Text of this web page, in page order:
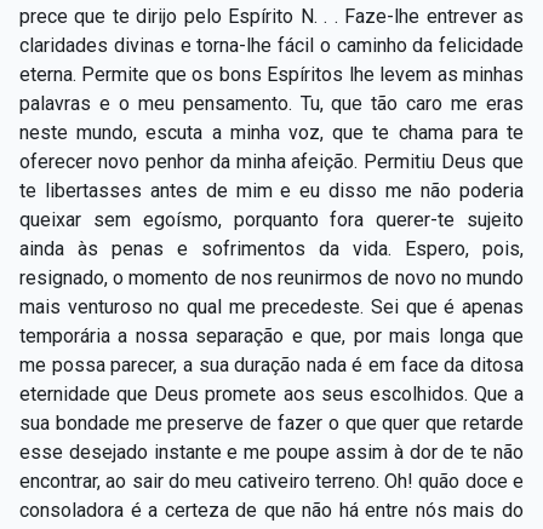
prece que te dirijo pelo Espírito N. . . Faze-lhe entrever as
claridades divinas e torna-lhe fácil o caminho da felicidade
eterna. Permite que os bons Espíritos lhe levem as minhas
palavras e o meu pensamento. Tu, que tão caro me eras
neste mundo, escuta a minha voz, que te chama para te
oferecer novo penhor da minha afeição. Permitiu Deus que
te libertasses antes de mim e eu disso me não poderia
queixar sem egoísmo, porquanto fora querer-te sujeito
ainda às penas e sofrimentos da vida. Espero, pois,
resignado, o momento de nos reunirmos de novo no mundo
mais venturoso no qual me precedeste. Sei que é apenas
temporária a nossa separação e que, por mais longa que
me possa parecer, a sua duração nada é em face da ditosa
eternidade que Deus promete aos seus escolhidos. Que a
sua bondade me preserve de fazer o que quer que retarde
esse desejado instante e me poupe assim à dor de te não
encontrar, ao sair do meu cativeiro terreno. Oh! quão doce e
consoladora é a certeza de que não há entre nós mais do